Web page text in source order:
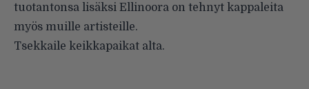
tuotantonsa lisäksi Ellinoora on tehnyt kappaleita
myös muille artisteille.
Tsekkaile keikkapaikat alta.